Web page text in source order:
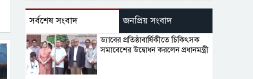
সর্বশেষ সংবাদ জনপ্রিয় সংবাদ
ড্যাবের প্রতিষ্ঠাবার্ষিকীতে চিকিৎসক
সমাবেশের উদ্বোধন করলেন প্রধানমন্ত্রী